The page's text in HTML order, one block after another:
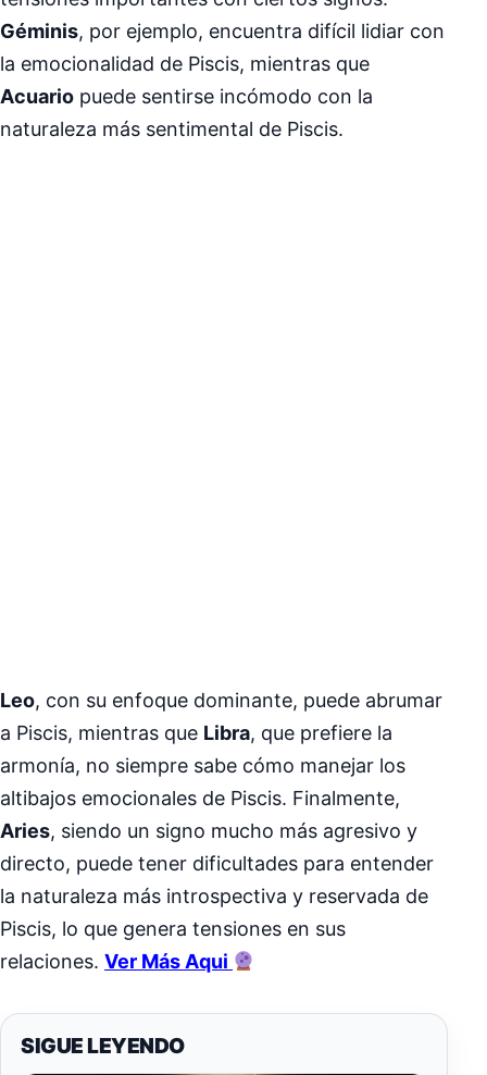
Géminis, por ejemplo, encuentra difícil lidiar con
la emocionalidad de Piscis, mientras que
Acuario puede sentirse incómodo con la
naturaleza más sentimental de Piscis.
Leo, con su enfoque dominante, puede abrumar
a Piscis, mientras que Libra, que prefiere la
armonía, no siempre sabe cómo manejar los
altibajos emocionales de Piscis. Finalmente,
Aries, siendo un signo mucho más agresivo y
directo, puede tener dificultades para entender
la naturaleza más introspectiva y reservada de
Piscis, lo que genera tensiones en sus
relaciones. Ver Más Aqui
SIGUE LEYENDO